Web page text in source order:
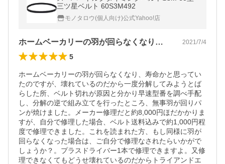
三ツ星ベルト 60S3M492
モノタロウ(個人向け)公式Yahoo!店
ホームベーカリーの羽が回らなくなり、寿… 2021/7/4
5
ホームベーカリーの羽が回らなくなり、寿命かと思ってい
たのですが、壊れているのだから一度分解してみようとば
らした所、ベルト切れが原因と分かり早速型番を調べ手配
し、分解の逆で組み立てを行ったところ、無事羽が回りパ
ンが焼けました。メーカー修理だと約8,000円ほだかかりま
すが、自分で修理した場合、ベルト送料込みで約1,000円程
度で修理できました。これを読まれた方、もし同様に羽が
回らなくなった場合は、ご自分で修理なされたらいかがで
しょうか？。プラスドライバー1本で修理できますよ。又修
理できなくてもどうせ壊れているのだからトライアンドエ